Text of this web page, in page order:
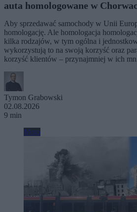
auta homologowane w
Aby sprzedawać samochody w Unii
homologację. Ale homologacja
kilka rodzajów, w tym ogólna i
wykorzystują to na swoją korzyść oraz
korzyść klientów – przynajmniej w ich
Tymon Grabowski
02.08.2026
9 min
Moto